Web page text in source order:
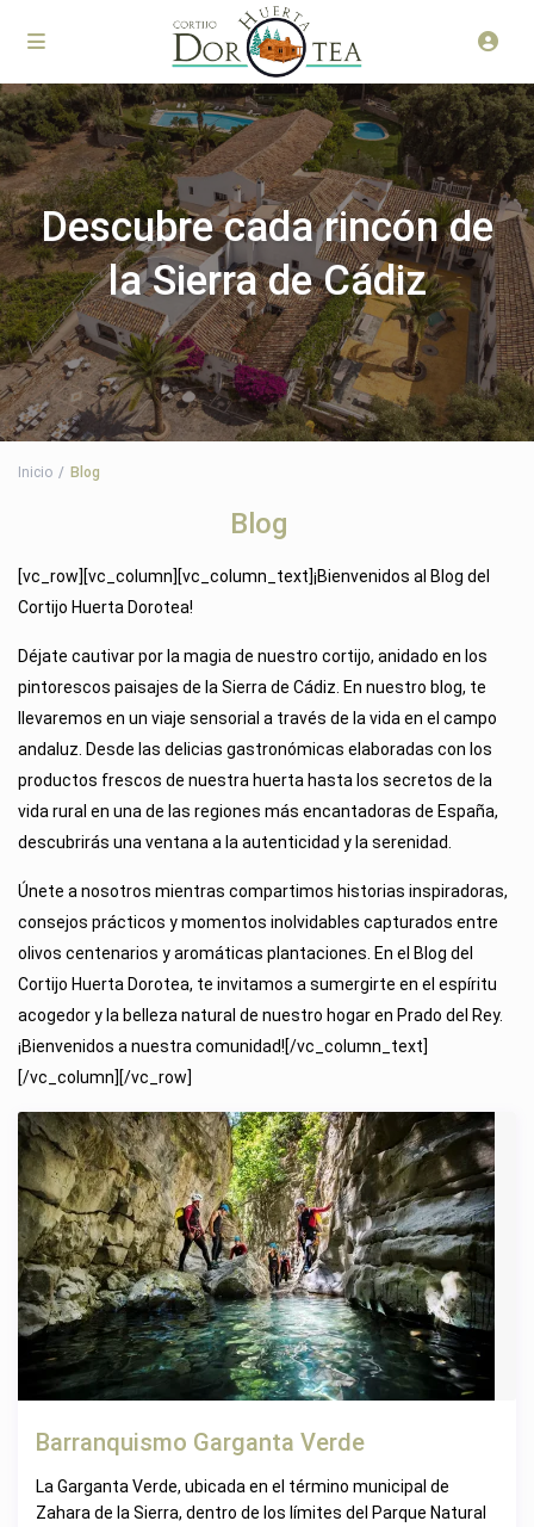
Descubre cada rincón de
la Sierra de Cádiz
Inicio Blog
Blog
[vc_row][vc_column][vc_column_text]¡Bienvenidos al Blog del
Cortijo Huerta Dorotea!
Déjate cautivar por la magia de nuestro cortijo, anidado en los
pintorescos paisajes de la Sierra de Cádiz. En nuestro blog, te
llevaremos en un viaje sensorial a través de la vida en el campo
andaluz. Desde las delicias gastronómicas elaboradas con los
productos frescos de nuestra huerta hasta los secretos de la
vida rural en una de las regiones más encantadoras de España,
descubrirás una ventana a la autenticidad y la serenidad.
Únete a nosotros mientras compartimos historias inspiradoras,
consejos prácticos y momentos inolvidables capturados entre
olivos centenarios y aromáticas plantaciones. En el Blog del
Cortijo Huerta Dorotea, te invitamos a sumergirte en el espíritu
acogedor y la belleza natural de nuestro hogar en Prado del Rey.
¡Bienvenidos a nuestra comunidad![/vc_column_text]
[/vc_column][/vc_row]
Barranquismo Garganta Verde
La Garganta Verde, ubicada en el término municipal de
Zahara de la Sierra, dentro de los límites del Parque Natural